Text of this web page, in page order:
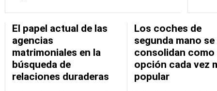
El papel actual de las
agencias
matrimoniales en la
búsqueda de
relaciones duraderas
Los coches de
segunda mano se
consolidan como
opción cada vez
popular